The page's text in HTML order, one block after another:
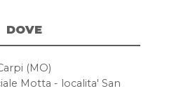
DOVE
(MO)
Motta - localita' San